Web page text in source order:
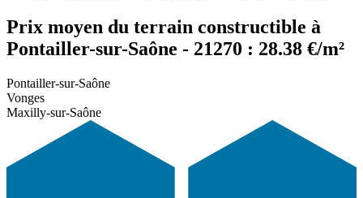
Prix moyen du terrain constructible à
Pontailler-sur-Saône - 21270 : 28.38 €/m²
Pontailler-sur-Saône
Vonges
Maxilly-sur-Saône